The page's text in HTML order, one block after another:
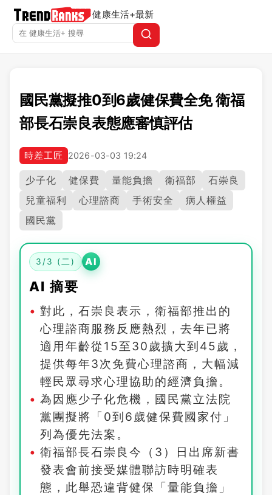
健康生活+最新
國民黨擬推0到6歲健保費全免 衛福
部長石崇良表態應審慎評估
時差工匠 2026-03-03 19:24
少子化 健保費 量能負擔 衛福部
石崇良
兒童福利
心理諮商 手術安全
病人權益
國民黨
3/3 (二) AI
AI 摘要
對此，石崇良表示，衛福部推出的
心理諮商服務反應熱烈，去年已將
適用年齡從15至30歲擴大到45歲，
提供每年3次免費心理諮商，大幅減
輕民眾尋求心理協助的經濟負擔。
為因應少子化危機，國民黨立法院
黨團擬將「0到6歲健保費國家付」
列為優先法案。
衛福部長石崇良今（3）日出席新書
發表會前接受媒體聯訪時明確表
態，此舉恐違背健保「量能負擔」